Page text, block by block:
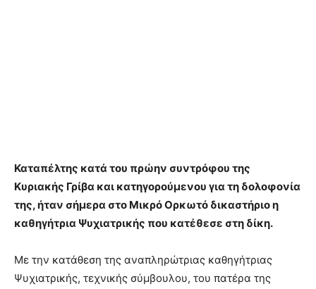
Καταπέλτης κατά του πρώην συντρόφου της
Κυριακής Γρίβα και κατηγορούμενου για τη δολοφονία
της, ήταν σήμερα στο Μικρό Ορκωτό δικαστήριο η
καθηγήτρια Ψυχιατρικής που κατέθεσε στη δίκη.
Με την κατάθεση της αναπληρώτριας καθηγήτριας
Ψυχιατρικής, τεχνικής σύμβουλου, του πατέρα της